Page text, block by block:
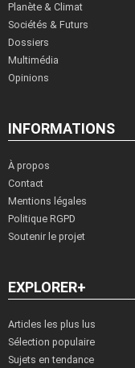
Planète & Climat
Sociétés & Futurs
Dossiers
Multimédia
Opinions
INFORMATIONS
À propos
Contact
Mentions légales
Politique RGPD
Soutenir le projet
EXPLORER+
Articles les plus lus
Sélection populaire
Sujets en tendance